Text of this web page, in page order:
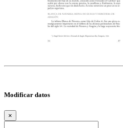
Modificar datos
×